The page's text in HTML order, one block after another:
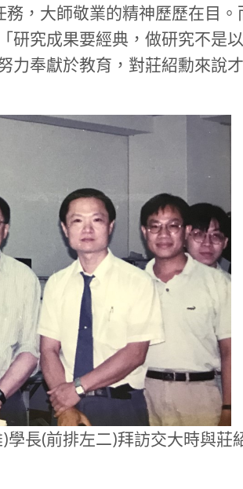
，大師敬業的精神歷歷在目
研究成果要經典，做研究不是
奉獻於教育，對莊紹勳來說
長(前排左二)拜訪交大時與莊